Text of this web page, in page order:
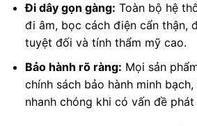
Đi dây gọn gàng: Toàn bộ hệ
đi âm, bọc cách điện cẩn thận,
tuyệt đối và tính thẩm mỹ cao.
Bảo hành rõ ràng: Mọi sản
chính sách bảo hành minh
nhanh chóng khi có vấn đề phát